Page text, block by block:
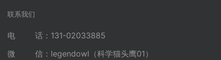
联系我们
电 话：131-02033885
微 信：legendowl（科学猫头鹰01）